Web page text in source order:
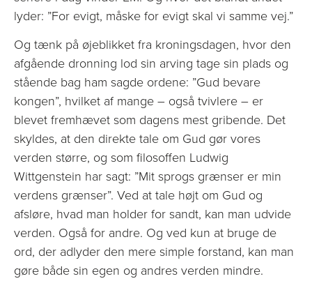
lyder: ”For evigt, måske for evigt skal vi samme vej.”
Og tænk på øjeblikket fra kroningsdagen, hvor den
afgående dronning lod sin arving tage sin plads og
stående bag ham sagde ordene: ”Gud bevare
kongen”, hvilket af mange – også tvivlere – er
blevet fremhævet som dagens mest gribende. Det
skyldes, at den direkte tale om Gud gør vores
verden større, og som filosoffen Ludwig
Wittgenstein har sagt: ”Mit sprogs grænser er min
verdens grænser”. Ved at tale højt om Gud og
afsløre, hvad man holder for sandt, kan man udvide
verden. Også for andre. Og ved kun at bruge de
ord, der adlyder den mere simple forstand, kan man
gøre både sin egen og andres verden mindre.